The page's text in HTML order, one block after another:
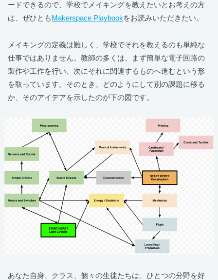
ードできるので、学校でメイキングを教えたいとお考えの方
は、ぜひともMakerspace Playbookをお読みいただきたい。
メイキングの定義は難しく、学校でそれを教えるのも単純な
仕事ではありません。教師の多くは、まず簡単な電子回路の
製作や工作を行い、次にそれに関連するものへ進むという形
を取っています。そのとき、どのようにして別の課題に移る
か、そのアイデアを示したのが下の図です。
あなた自身、クラス、個々の生徒たちは、ひとつの分野を好